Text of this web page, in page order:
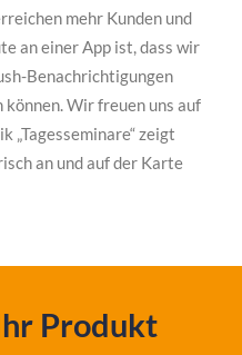
mehr Kunden und
an einer App ist, dass wir
Benachrichtigungen
Wir freuen uns auf
„Tagesseminare“ zeigt
an und auf der Karte
Produkt